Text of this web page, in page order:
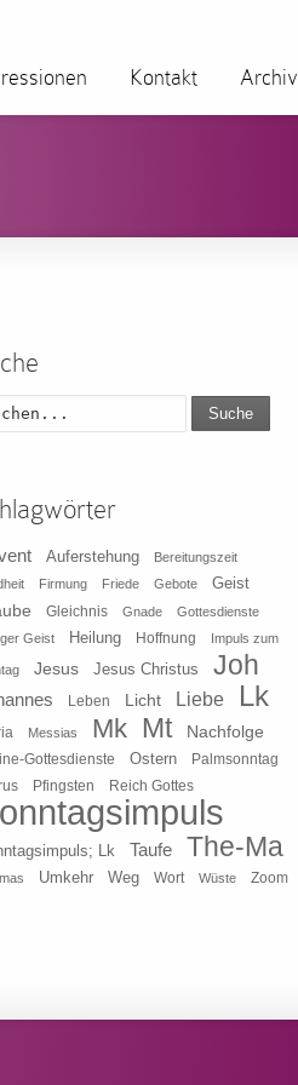
Kontakt Archiv
Suche
Auferstehung
Bereitungszeit
Firmung Friede Gebote Geist
Gleichnis Gnade
Gottesdienste
Geist
Heilung Hoffnung Impuls zum
Jesus Jesus Christus Joh
Leben Licht Liebe Lk
Messias Mk Mt Nachfolge
Gottesdienste Ostern
Palmsonntag
Pfingsten Reich Gottes
Lk Taufe The-Ma
Umkehr Weg Wort Wüste Zoom